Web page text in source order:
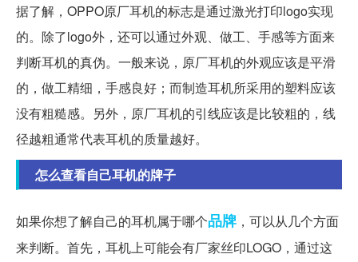
据了解，OPPO原厂耳机的标志是通过激光打印logo实现
的。除了logo外，还可以通过外观、做工、手感等方面来
判断耳机的真伪。一般来说，原厂耳机的外观应该是平滑
的，做工精细，手感良好；而制造耳机所采用的塑料应该
没有粗糙感。另外，原厂耳机的引线应该是比较粗的，线
径越粗通常代表耳机的质量越好。
怎么查看自己耳机的牌子
如果你想了解自己的耳机属于哪个品牌 ，可以从几个方面
来判断。首先，耳机上可能会有厂家丝印LOGO，通过这